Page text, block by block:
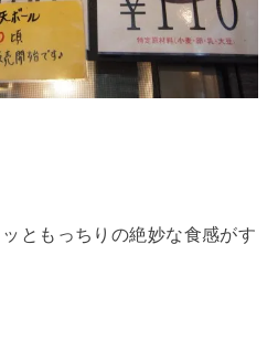
ともっちりの絶妙な食感がす